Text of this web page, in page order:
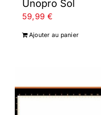
Unopro Sol
59,99€
Ajouter au panier